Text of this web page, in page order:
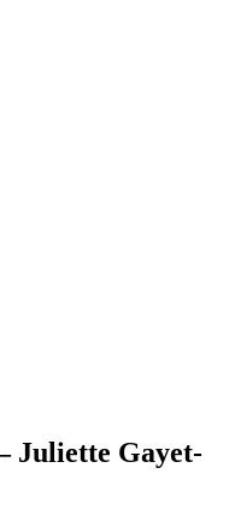
Juliette Gayet-